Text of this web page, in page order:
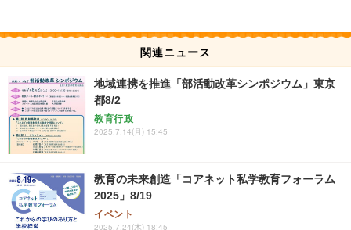
関連ニュース
地域連携を推進「部活動改革シンポジウム」東京
都8/2
教育行政
2025.7.14(月) 15:45
教育の未来創造「コアネット私学教育フォーラム
2025」8/19
イベント
2025.7.24(木) 18:45